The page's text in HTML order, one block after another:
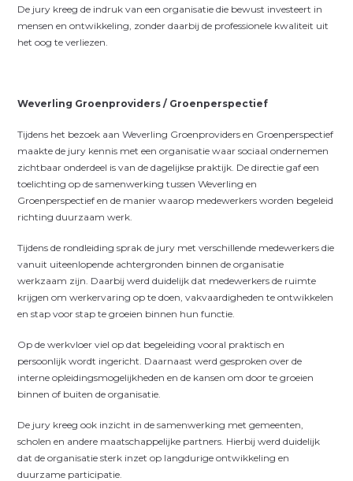
De jury kreeg de indruk van een organisatie die bewust investeert in
mensen en ontwikkeling, zonder daarbij de professionele kwaliteit uit
het oog te verliezen.
Weverling Groenproviders / Groenperspectief
Tijdens het bezoek aan Weverling Groenproviders en Groenperspectief
maakte de jury kennis met een organisatie waar sociaal ondernemen
zichtbaar onderdeel is van de dagelijkse praktijk. De directie gaf een
toelichting op de samenwerking tussen Weverling en
Groenperspectief en de manier waarop medewerkers worden begeleid
richting duurzaam werk.
Tijdens de rondleiding sprak de jury met verschillende medewerkers die
vanuit uiteenlopende achtergronden binnen de organisatie
werkzaam zijn. Daarbij werd duidelijk dat medewerkers de ruimte
krijgen om werkervaring op te doen, vakvaardigheden te ontwikkelen
en stap voor stap te groeien binnen hun functie.
Op de werkvloer viel op dat begeleiding vooral praktisch en
persoonlijk wordt ingericht. Daarnaast werd gesproken over de
interne opleidingsmogelijkheden en de kansen om door te groeien
binnen of buiten de organisatie.
De jury kreeg ook inzicht in de samenwerking met gemeenten,
scholen en andere maatschappelijke partners. Hierbij werd duidelijk
dat de organisatie sterk inzet op langdurige ontwikkeling en
duurzame participatie.